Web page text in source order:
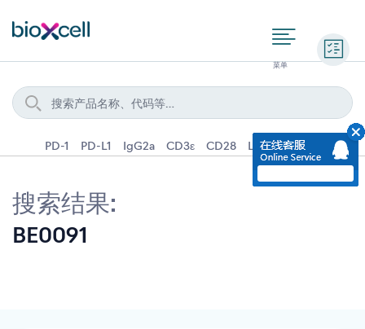
PD-1 PD-L1 IgG2a CD3ε CD28 Ly6G IFNγ IL-4
搜索结果:
BE0091